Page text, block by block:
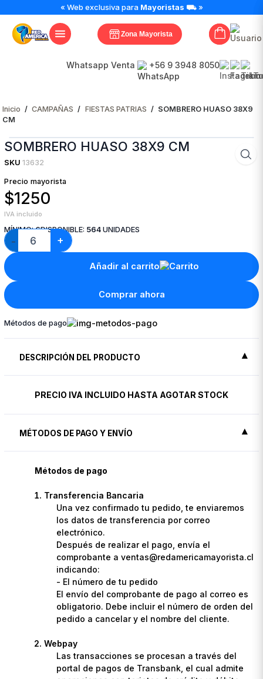
« Web exclusiva para Mayoristas ⛟ »
Zona Mayorista
Whatsapp Venta +56 9 3948 8050
Inicio / CAMPAÑAS / FIESTAS PATRIAS / SOMBRERO HUASO 38X9
CM
SOMBRERO HUASO 38X9 CM
SKU 13632
Precio mayorista
$1250
IVA incluido
MÍNIMO:6DISPONIBLE: 564 UNIDADES
−
SOMBRERO
HUASO
38X9
CM
+
Añadir al carrito
Comprar ahora
Métodos de pago
DESCRIPCIÓN DEL PRODUCTO
PRECIO IVA INCLUIDO HASTA AGOTAR STOCK
MÉTODOS DE PAGO Y ENVÍO
Métodos de pago
Transferencia Bancaria
Una vez confirmado tu pedido, te enviaremos
los datos de transferencia por correo
electrónico.
Después de realizar el pago, envía el
comprobante a ventas@redamericamayorista.cl
indicando:
- El número de tu pedido
El envío del comprobante de pago al correo es
obligatorio. Debe incluir el número de orden del
pedido a cancelar y el nombre del cliente.
Webpay
Las transacciones se procesan a través del
portal de pagos de Transbank, el cual admite